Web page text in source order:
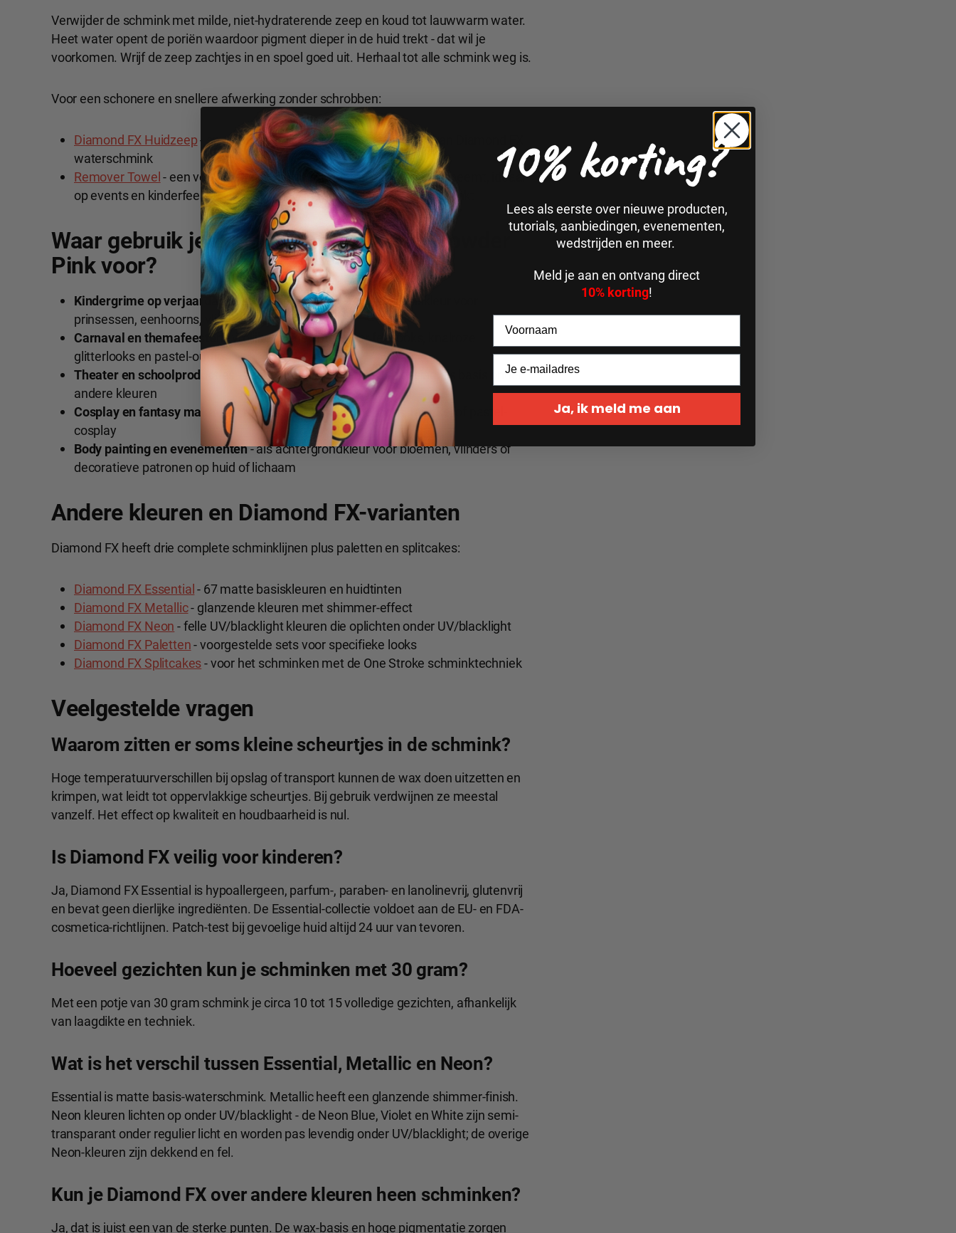
Verwijder de schmink met milde, niet-hydraterende zeep en koud tot lauwwarm water.
Heet water opent de poriën waardoor pigment dieper in de huid trekt - dat wil je
voorkomen. Wrijf de zeep zachtjes in en spoel goed uit. Herhaal tot alle schmink weg is.
Voor een schonere en snellere afwerking zonder schrobben:
Diamond FX Huidzeep- speciaal ontwikkeld voor het verwijderen van Diamond FX
waterschmink
Remover Towel- een vochtige doek die de schmink in één veeg meeneemt, ideaal
op events en kinderfeestjes waar je veel kinderen achter elkaar schminkt
Waar gebruik je Diamond FX Essential Powder
Pink voor?
Kindergrime op verjaardagen en kinderfeestjes - roze als basiskleur voor
prinsessen, eenhoorns, vlinders en flamingo's
Carnaval en themafeesten- vrolijke rozige tinten voor fee-looks, knalroze
glitterlooks en pastel-outfits
Theater en schoolproducties
- zachte huidtintcorrectie of blossing als basis onder
andere kleuren
Cosplay en fantasy make-up- roze als tint voor anime-looks, fairy kei of pastel-
cosplay
Body painting en evenementen- als achtergrondkleur voor bloemen, vlinders of
decoratieve patronen op huid of lichaam
Andere kleuren en Diamond FX-varianten
Diamond FX heeft drie complete schminklijnen plus paletten en splitcakes:
Diamond FX Essential- 67 matte basiskleuren en huidtinten
Diamond FX Metallic- glanzende kleuren met shimmer-effect
Diamond FX Neon - felle UV/blacklight kleuren die oplichten onder UV/blacklight
Diamond FX Paletten- voorgestelde sets voor specifieke looks
Diamond FX Splitcakes- voor het schminken met de One Stroke schminktechniek
Veelgestelde vragen
Waarom zitten er soms kleine scheurtjes in de schmink?
Hoge temperatuurverschillen bij opslag of transport kunnen de wax doen uitzetten en
krimpen, wat leidt tot oppervlakkige scheurtjes. Bij gebruik verdwijnen ze meestal
vanzelf. Het effect op kwaliteit en houdbaarheid is nul.
Is Diamond FX veilig voor kinderen?
Ja, Diamond FX Essential is hypoallergeen, parfum-, paraben- en lanolinevrij, glutenvrij
en bevat geen dierlijke ingrediënten. De Essential-collectie voldoet aan de EU- en FDA-
cosmetica-richtlijnen. Patch-test bij gevoelige huid altijd 24 uur van tevoren.
Hoeveel gezichten kun je schminken met 30 gram?
Met een potje van 30 gram schmink je circa 10 tot 15 volledige gezichten, afhankelijk
van laagdikte en techniek.
Wat is het verschil tussen Essential, Metallic en Neon?
Essential is matte basis-waterschmink. Metallic heeft een glanzende shimmer-finish.
Neon kleuren lichten op onder UV/blacklight - de Neon Blue, Violet en White zijn semi-
transparant onder regulier licht en worden pas levendig onder UV/blacklight; de overige
Neon-kleuren zijn dekkend en fel.
Kun je Diamond FX over andere kleuren heen schminken?
Ja, dat is juist een van de sterke punten. De wax-basis en hoge pigmentatie zorgen
10% korting?
Lees als eerste over nieuwe producten,
tutorials, aanbiedingen, evenementen,
wedstrijden en meer.
Meld je aan en ontvang direct
10% korting!
Ja, ik meld me aan